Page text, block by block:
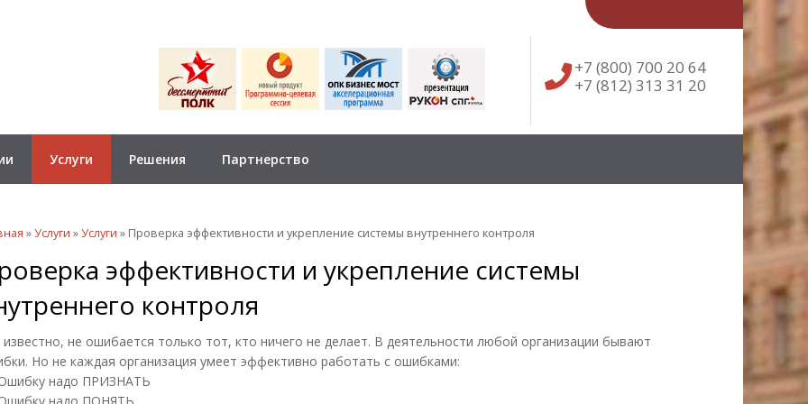
+7 (800) 700 20 64
+7 (812) 313 31 20
Услуги Решения Партнерство
»Услуги »Услуги » Проверка эффективности и укрепление системы внутреннего контроля
эффективности и укрепление системы
контроля
известно, не ошибается только тот, кто ничего не делает. В деятельности любой организации бывают
Но не каждая организация умеет эффективно работать с ошибками:
надо ПРИЗНАТЬ